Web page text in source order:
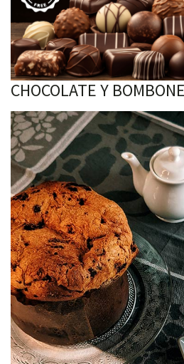
CHOCOLATE Y